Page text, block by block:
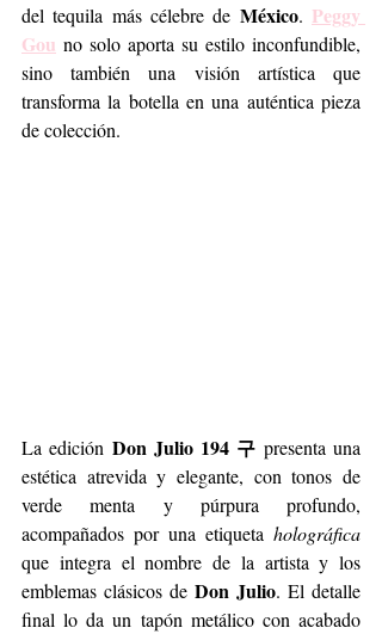
del tequila más célebre de México. Peggy
Gou no solo aporta su estilo inconfundible,
sino también una visión artística que
transforma la botella en una auténtica pieza
de colección.
La edición Don Julio 194 구 presenta una
estética atrevida y elegante, con tonos de
verde menta y púrpura profundo,
acompañados por una etiqueta holográfica
que integra el nombre de la artista y los
emblemas clásicos de Don Julio. El detalle
final lo da un tapón metálico con acabado